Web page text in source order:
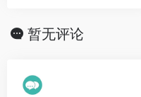
暂无评论